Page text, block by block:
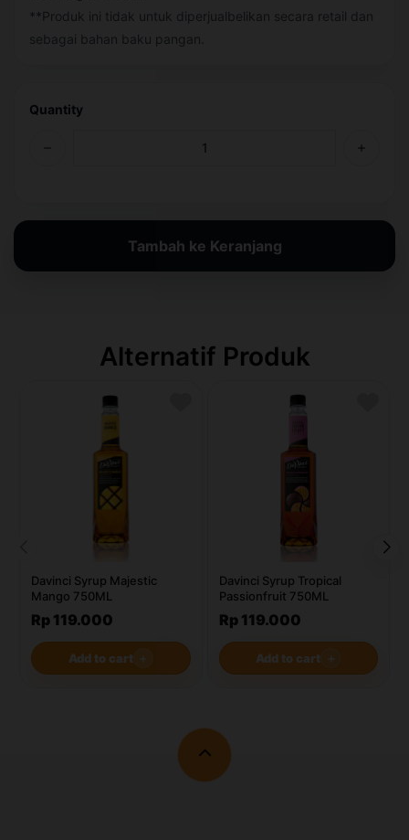
**Produk ini tidak untuk diperjualbelikan secara retail dan
sebagai bahan baku pangan.
Quantity
Tambah ke Keranjang
Alternatif Produk
Davinci Syrup Majestic
Mango 750ML
Rp 119.000
Add to cart ＋
Davinci Syrup Tropical
Passionfruit 750ML
Rp 119.000
Add to cart ＋